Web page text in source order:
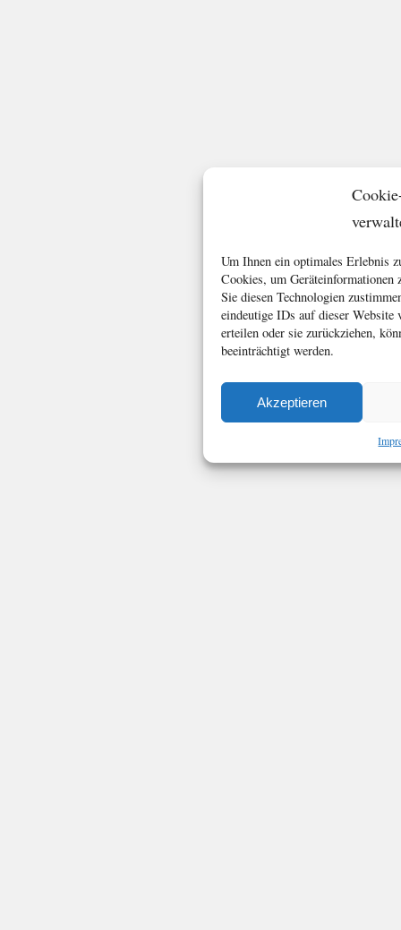
Um Ihnen ein optimales Erlebnis
Cookies, um Geräteinformationen
Sie diesen Technologien
eindeutige IDs auf dieser
erteilen oder sie zurückziehen,
beeinträchtigt werden.
Akzeptieren